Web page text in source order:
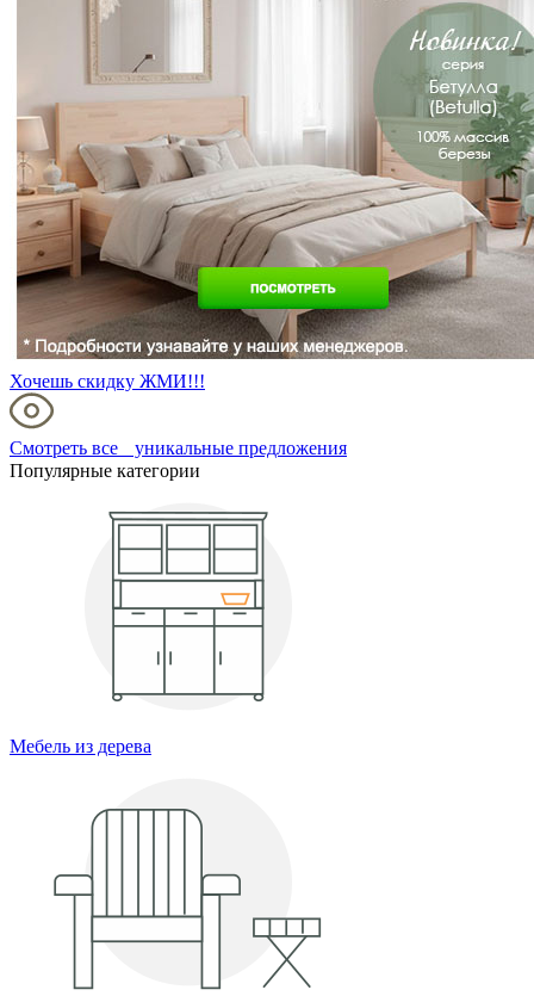
Хочешь скидку ЖМИ!!!
Смотреть все уникальные предложения
Популярные категории
Мебель из дерева